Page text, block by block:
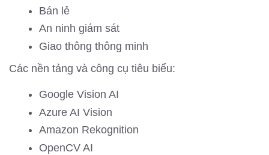
Bán lẻ
An ninh giám sát
Giao thông thông minh
Các nền tảng và công cụ tiêu biểu:
Google Vision AI
Azure AI Vision
Amazon Rekognition
OpenCV AI